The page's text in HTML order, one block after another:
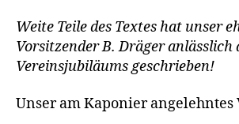
Weite Teile des Textes hat unser
Vorsitzender B. Dräger anlässlich
Vereinsjubiläums geschrieben!
Unser am Kaponier angelehntes